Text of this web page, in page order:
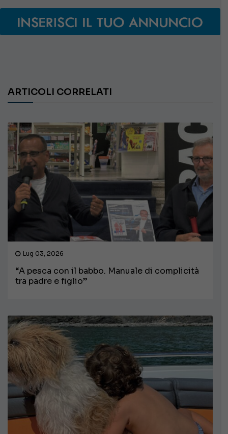
ARTICOLI CORRELATI
Lug 03, 2026
“A pesca con il babbo. Manuale di complicità
tra padre e figlio”